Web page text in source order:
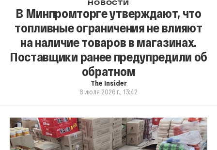
НОВОСТИ
В Минпромторге утверждают, что
топливные ограничения не влияют
на наличие товаров в магазинах.
Поставщики ранее предупредили об
обратном
The Insider
8 июля 2026 г., 13:42